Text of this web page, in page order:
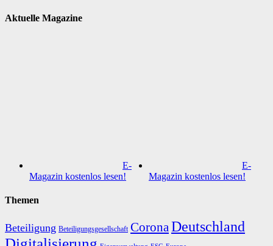
Aktuelle Magazine
E-
Magazin kostenlos lesen!
E-
Magazin kostenlos lesen!
Themen
Beteiligung Beteiligungsgesellschaft CoronaDeutschland